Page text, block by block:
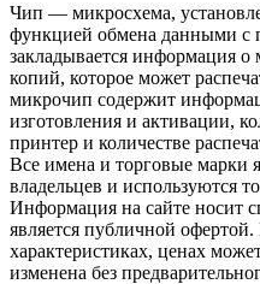
Чип — микросхема,
функцией обмена данными с
закладывается информация о
копий, которое может
микрочип содержит
изготовления и активации,
принтер и количестве
Все имена и торговые марки
владельцев и используются
Информация на сайте носит
является публичной
характеристиках, ценах
изменена без